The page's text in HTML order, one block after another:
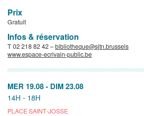
Prix
Gratuit
Infos & réservation
T 02 218 82 42 –bibliotheque@sjtn.brussels
www.espace-ecrivain-public.be
MER 19.08 - DIM 23.08
14H - 18H
PLACE SAINT-JOSSE